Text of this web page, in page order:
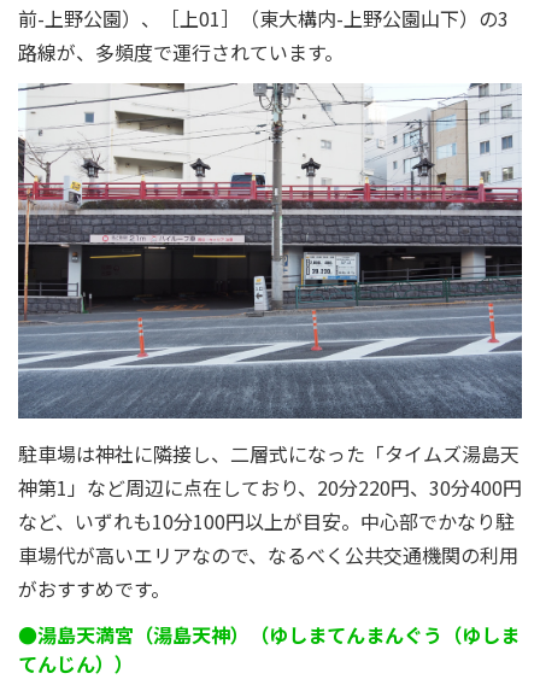
前-上野公園）、［上01］（東大構内-上野公園山下）の3
路線が、多頻度で運行されています。
駐車場は神社に隣接し、二層式になった「タイムズ湯島天
神第1」など周辺に点在しており、20分220円、30分400円
など、いずれも10分100円以上が目安。中心部でかなり駐
車場代が高いエリアなので、なるべく公共交通機関の利用
がおすすめです。
●湯島天満宮（湯島天神）（ゆしまてんまんぐう（ゆしま
てんじん））